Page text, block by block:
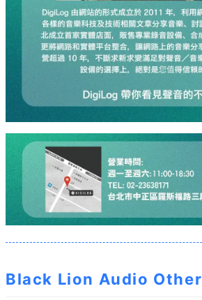
Black Lion Audio